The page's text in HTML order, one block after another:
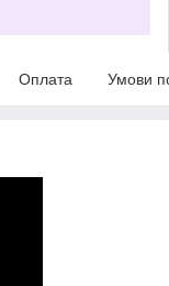
Оплата Умови